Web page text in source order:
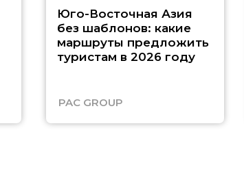
Юго-Восточная Азия
без шаблонов: какие
маршруты предложить
туристам в 2026 году
PAC GROUP